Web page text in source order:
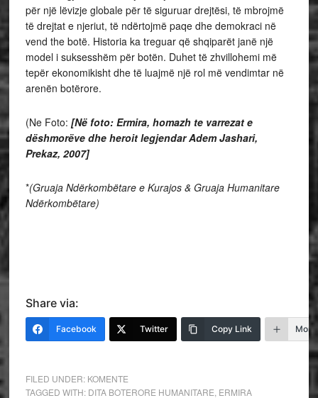
për një lëvizje globale për të siguruar drejtësi, të mbrojmë
të drejtat e njeriut, të ndërtojmë paqe dhe demokraci në
vend the botë. Historia ka treguar që shqiparët janë një
model i suksesshëm për botën. Duhet të zhvillohemi më
tepër ekonomikisht dhe të luajmë një rol më vendimtar në
arenën botërore.
(Ne Foto: [Në foto: Ermira, homazh te varrezat e
dëshmorëve dhe heroit legjendar Adem Jashari,
Prekaz, 2007]
*(Gruaja Ndërkombëtare e Kurajos & Gruaja Humanitare
Ndërkombëtare)
Share via:
Facebook Twitter Copy Link More
FILED UNDER: KOMENTE
TAGGED WITH: DITA BOTERORE HUMANITARE ERMIRA